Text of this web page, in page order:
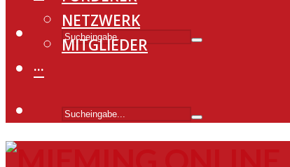
NETZWERK
MITGLIEDER
···